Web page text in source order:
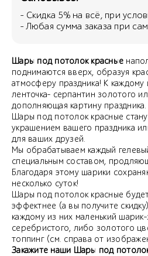
- Скидка 5% на всё, при
- Любая сумма заказа при
Шары под потолок красные
поднимаются вверх, образуя
атмосферу праздника! К каждому
ленточка- серпантин золотого
дополняющая картину праздника.
Шары под потолок красные
украшением вашего праздника
для ваших друзей.
Мы обрабатываем каждый
специальным составом,
Благодаря этому шарики
несколько суток!
Шары под потолок красные
эффектнее (а вы получите
каждому из них маленький
серебристого, либо золотого
топпинг (см. справа от
Закажите наши Шары под